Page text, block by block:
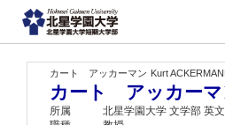
カート アッカーマン Kurt
カート アッカーマ
所属
北星学園大学 文学部 英